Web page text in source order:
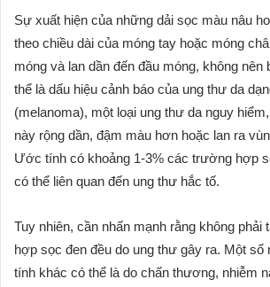
Sự xuất hiện của những dải sọc màu nâu
theo chiều dài của móng tay hoặc móng
móng và lan dần đến đầu móng, không
thể là dấu hiệu cảnh báo của ung thư da
(melanoma), một loại ung thư da nguy
này rộng dần, đậm màu hơn hoặc lan ra
Ước tính có khoảng 1-3% các trường hợp
có thể liên quan đến ung thư hắc tố.
Tuy nhiên, cần nhấn mạnh rằng không
hợp sọc đen đều do ung thư gây ra. Một số
tính khác có thể là do chấn thương, nhiễm